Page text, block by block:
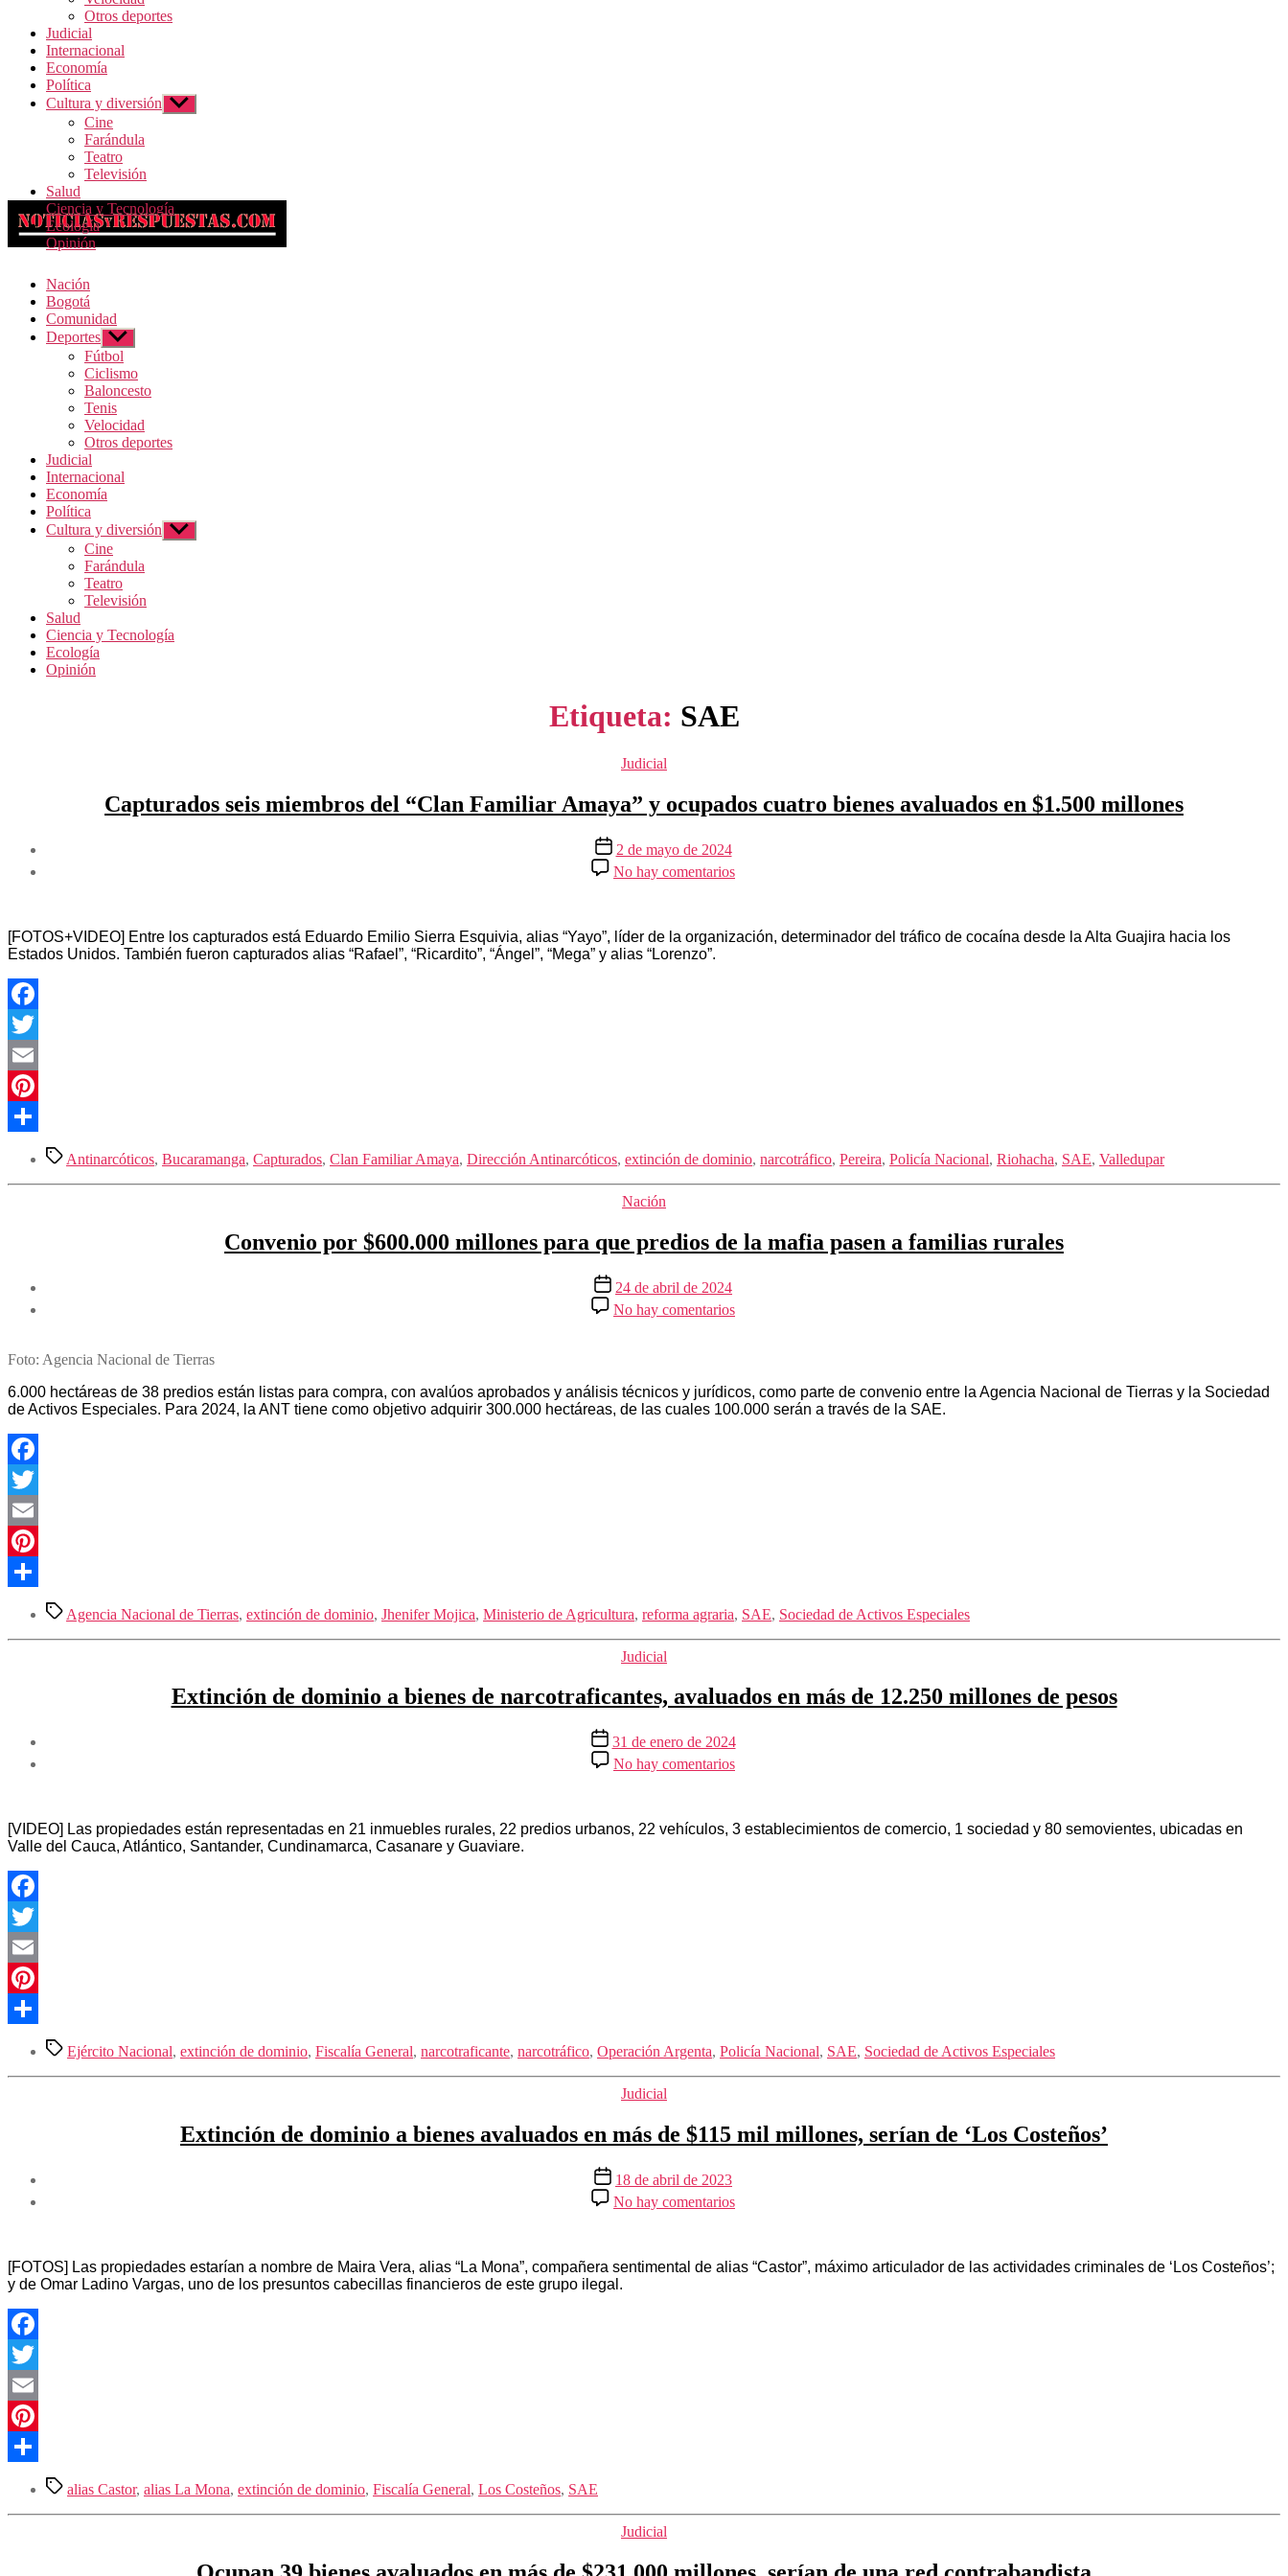
Otros deportes
Judicial
Internacional
Economía
Política
Cultura y diversión Mostrar
el
Cine
Farándula
Teatro
Televisión
Salud
Ciencia y Tecnología
Ecología
Opinión
Nación
Bogotá
Comunidad
Deportes Mostrar
el
submenú
Fútbol
Ciclismo
Baloncesto
Tenis
Velocidad
Otros deportes
Judicial
Internacional
Economía
Política
Cultura y diversión Mostrar
el
Cine
Farándula
Teatro
Televisión
Salud
Ciencia y Tecnología
Ecología
Opinión
Etiqueta: SAE
Categorías
Judicial
Capturados seis miembros del “Clan Familiar Amaya” y ocupados cuatro bienes avaluados en $1.500 millones
Fecha
de
la
2 de mayo de 2024
No hay comentarios
Capturados
del
[FOTOS+VIDEO] Entre los capturados está Eduardo Emilio Sierra Esquivia, alias “Yayo”, líder de la organización, determinador del tráfico de cocaína desde la Alta Guajira hacia los
Estados Unidos. También fueron capturados alias “Rafael”, “Ricardito”, “Ángel”, “Mega” y alias “Lorenzo”.
Facebook
Twitter
Email
Pinterest
CompartirEtiquetas
Antinarcóticos, Bucaramanga, Capturados, Clan Familiar Amaya, Dirección Antinarcóticos, extinción de dominio, narcotráfico, Pereira, Policía Nacional, Riohacha, SAE, Valledupar
Categorías
Nación
Convenio por $600.000 millones para que predios de la mafia pasen a familias rurales
Fecha
de
la
24 de abril de 2024
No hay comentarios
Convenio
para
que
Foto: Agencia Nacional de Tierras
6.000 hectáreas de 38 predios están listas para compra, con avalúos aprobados y análisis técnicos y jurídicos, como parte de convenio entre la Agencia Nacional de Tierras y la Sociedad
de Activos Especiales. Para 2024, la ANT tiene como objetivo adquirir 300.000 hectáreas, de las cuales 100.000 serán a través de la SAE.
Facebook
Twitter
Email
Pinterest
CompartirEtiquetas
Agencia Nacional de Tierras, extinción de dominio, Jhenifer Mojica, Ministerio de Agricultura, reforma agraria, SAE, Sociedad de Activos Especiales
Categorías
Judicial
Extinción de dominio a bienes de narcotraficantes, avaluados en más de 12.250 millones de pesos
Fecha
de
la
31 de enero de 2024
No hay comentarios
Extinción
a
[VIDEO] Las propiedades están representadas en 21 inmuebles rurales, 22 predios urbanos, 22 vehículos, 3 establecimientos de comercio, 1 sociedad y 80 semovientes, ubicadas en
Valle del Cauca, Atlántico, Santander, Cundinamarca, Casanare y Guaviare.
Facebook
Twitter
Email
Pinterest
CompartirEtiquetas
Ejército Nacional, extinción de dominio, Fiscalía General, narcotraficante, narcotráfico, Operación Argenta, Policía Nacional, SAE, Sociedad de Activos Especiales
Categorías
Judicial
Extinción de dominio a bienes avaluados en más de $115 mil millones, serían de ‘Los Costeños’
Fecha
de
la
18 de abril de 2023
No hay comentarios
Extinción
a
[FOTOS] Las propiedades estarían a nombre de Maira Vera, alias “La Mona”, compañera sentimental de alias “Castor”, máximo articulador de las actividades criminales de ‘Los Costeños’;
y de Omar Ladino Vargas, uno de los presuntos cabecillas financieros de este grupo ilegal.
Facebook
Twitter
Email
Pinterest
CompartirEtiquetas
alias Castor, alias La Mona, extinción de dominio, Fiscalía General, Los Costeños, SAE
Categorías
Judicial